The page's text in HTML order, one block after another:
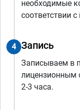
необходимые
соответствии
4 Запись
Записываем в
лицензионным
2-3 часа.